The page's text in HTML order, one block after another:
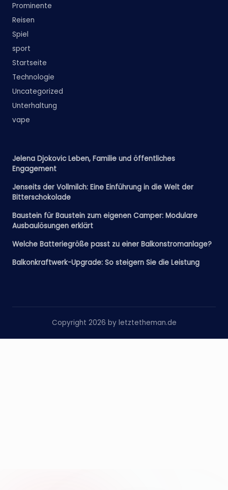
Prominente
Reisen
Spiel
sport
Startseite
Technologie
Uncategorized
Unterhaltung
vape
Jelena Djokovic Leben, Familie und öffentliches
Engagement
Jenseits der Vollmilch: Eine Einführung in die Welt der
Bitterschokolade
Baustein für Baustein zum eigenen Camper: Modulare
Ausbaulösungen erklärt
Welche Batteriegröße passt zu einer Balkonstromanlage?
Balkonkraftwerk-Upgrade: So steigern Sie die Leistung
Copyright 2026 by letztetheman.de